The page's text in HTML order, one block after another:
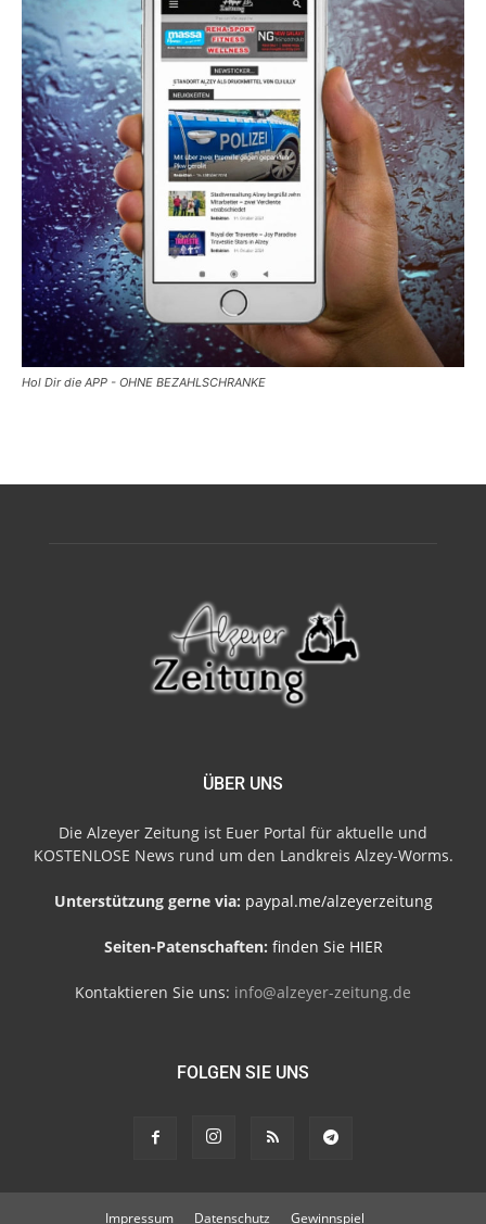
Hol Dir die APP - OHNE BEZAHLSCHRANKE
ÜBER UNS
Die Alzeyer Zeitung ist Euer Portal für aktuelle und
KOSTENLOSE News rund um den Landkreis Alzey-Worms.
Unterstützung gerne via: paypal.me/alzeyerzeitung
Seiten-Patenschaften: finden Sie HIER
Kontaktieren Sie uns: info@alzeyer-zeitung.de
FOLGEN SIE UNS
Impressum Datenschutz Gewinnspiel